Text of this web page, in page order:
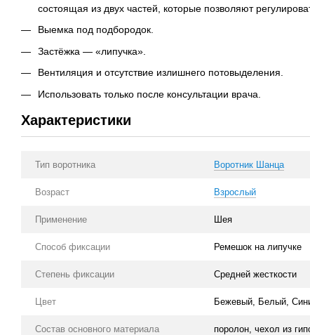
состоящая из двух частей, которые позволяют
Выемка под подбородок.
Застёжка — «липучка».
Вентиляция и отсутствие излишнего потовыделения.
Использовать только после консультации врача.
Характеристики
Тип воротника Воротник Шанца
Возраст Взрослый
Применение Шея
Способ фиксации Ремешок на липучке
Степень фиксации Средней жесткости
Цвет Бежевый, Белый,
Состав основного материала поролон, чехол из